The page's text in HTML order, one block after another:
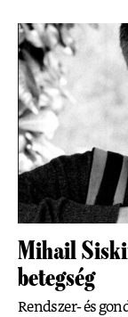
Mihail
betegség
Rendszer- és